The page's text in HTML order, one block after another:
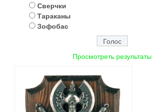
Сверчки
Тараканы
Зофобас
Просмотреть результаты